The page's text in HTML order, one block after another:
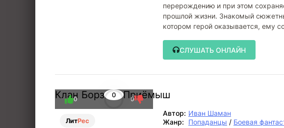
перерождению и при этом
прошлой жизни. Знакомый
котором герой оказывается, ему
СЛУШАТЬ ОНЛАЙН
Клан Борзых: Приёмыш
ЛитРес
0
0 0
Автор: Иван Шаман
Жанр:
Попаданцы / Боевая